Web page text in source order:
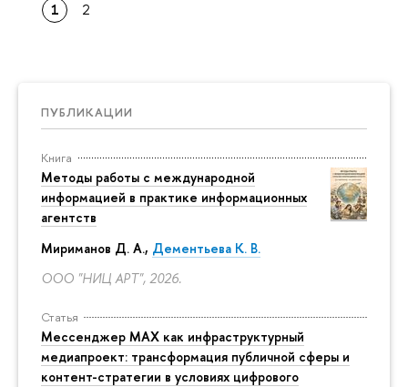
ПУБЛИКАЦИИ
Книга
Методы работы с международной
информацией в практике информационных
агентств
Мириманов Д. А., Дементьева К. В.
ООО "НИЦ АРТ", 2026.
Статья
Мессенджер MAX как инфраструктурный
медиапроект: трансформация публичной сферы и
контент-стратегии в условиях цифрового
1 2